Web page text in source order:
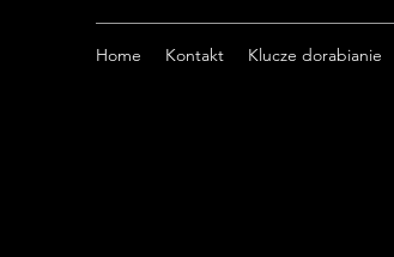
Home Kontakt Klucze dorabianie